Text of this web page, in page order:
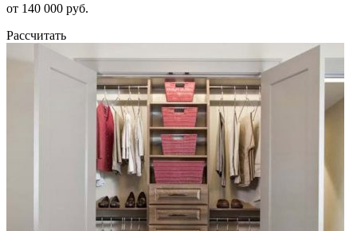
от 140 000 руб.
Рассчитать